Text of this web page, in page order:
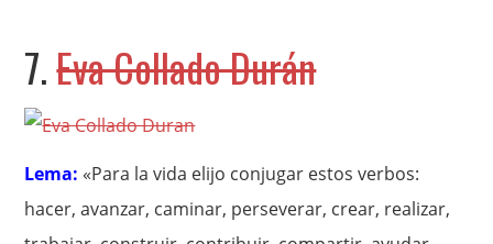
7.Eva Collado Durán
Lema: «Para la vida elijo conjugar estos verbos:
hacer, avanzar, caminar, perseverar, crear, realizar,